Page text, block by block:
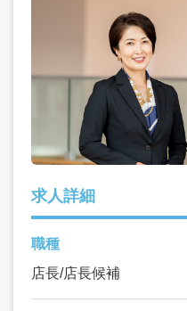
求人詳細
職種
店長/店長候補